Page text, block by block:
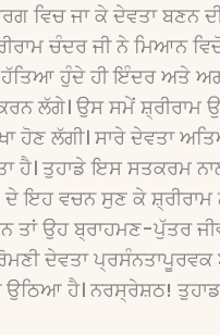
ਵਿਚ ਜਾ ਕੇ ਦੇਵਤਾ ਬਣਨ
ਚੰਦਰ ਜੀ ਨੇ ਮਿਆਨ
ਹੁੰਦੇ ਹੀ ਇੰਦਰ ਅਤੇ
ਲੱਗੇ। ਉਸ ਸਮੇਂ ਸ਼੍ਰੀਰਾਮ
ਹੋਣ ਲੱਗੀ। ਸਾਰੇ ਦੇਵਤਾ
ਹੈ। ਤੁਹਾਡੇ ਇਸ ਸਤਕਰਮ
ਇਹ ਵਚਨ ਸੁਣ ਕੇ ਸ਼੍ਰੀਰਾਮ
ਤਾਂ ਉਹ ਬ੍ਰਾਹਮਣ-ਪੁੱਤਰ
ਦੇਵਤਾ
ਉਠਿਆ ਹੈ। ਨਰਸ੍ਰੇਸ਼ਠ!